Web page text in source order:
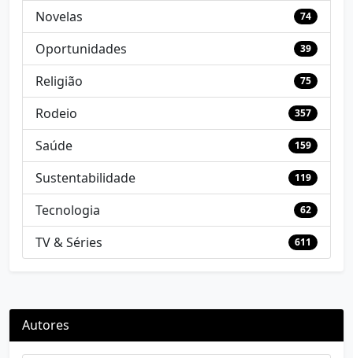
Novelas 74
Oportunidades 39
Religião 75
Rodeio 357
Saúde 159
Sustentabilidade 119
Tecnologia 62
TV & Séries 611
Autores